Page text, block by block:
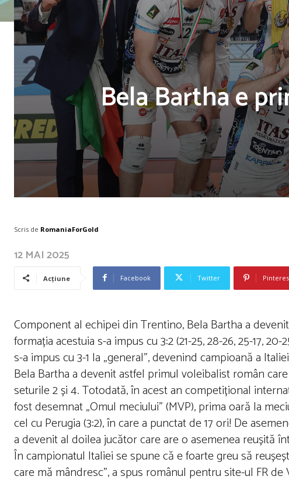
Bela Bartha e
Scris de RomaniaForGold
12 MAI 2025
Acțiune Facebook Twitter
Component al echipei din Trentino, Bela Bartha a
formația acestuia s-a impus cu 3:2 (21-25, 28-26, 25-17,
s-a impus cu 3-1 la „general”, devenind campioană a
Bela Bartha a devenit astfel primul voleibalist român
seturile 2 și 4. Totodată, în acest an competițional
fost desemnat „Omul meciului” (MVP), prima oară la
cel cu Perugia (3:2), în care a punctat de 17 ori! De
a devenit al doilea jucător care are o asemenea reușită
În campionatul Italiei se spune că e foarte greu să
care mă mândresc”, a spus românul pentru site-ul FR de